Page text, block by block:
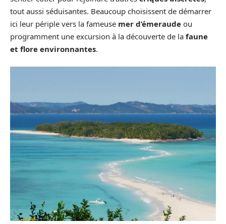
tout aussi séduisantes. Beaucoup choisissent de démarrer
ici leur périple vers la fameuse mer d’émeraude ou
programment une excursion à la découverte de la faune
et flore environnantes.